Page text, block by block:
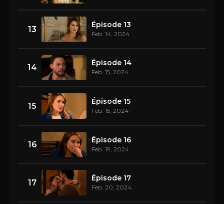
13 Épisode 13
Feb. 14, 2024
14 Épisode 14
Feb. 15, 2024
15 Épisode 15
Feb. 15, 2024
16 Épisode 16
Feb. 19, 2024
17 Épisode 17
Feb. 20, 2024